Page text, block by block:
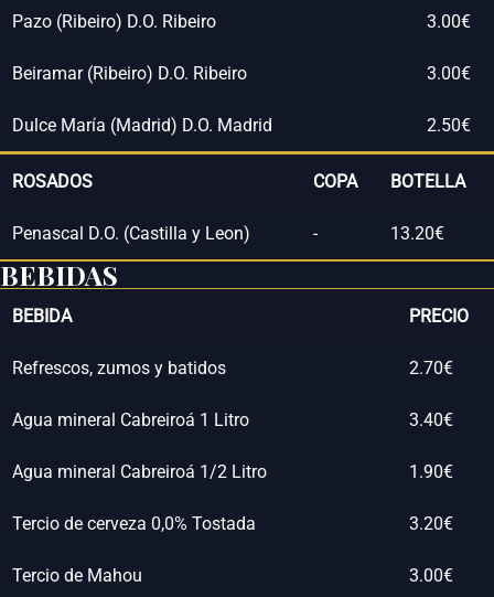
Pazo (Ribeiro) D.O. Ribeiro 3.00€
Beiramar (Ribeiro) D.O. Ribeiro 3.00€
Dulce María (Madrid) D.O. Madrid 2.50€
ROSADOS COPA BOTELLA
Penascal D.O. (Castilla y Leon) - 13.20€
BEBIDAS
BEBIDA PRECIO
Refrescos, zumos y batidos 2.70€
Agua mineral Cabreiroá 1 Litro 3.40€
Agua mineral Cabreiroá 1/2 Litro 1.90€
Tercio de cerveza 0,0% Tostada 3.20€
Tercio de Mahou 3.00€